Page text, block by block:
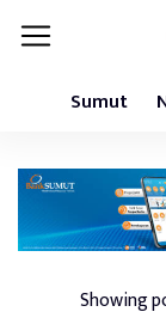
Sumut
Showing